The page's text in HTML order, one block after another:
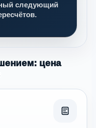
следующий
цена